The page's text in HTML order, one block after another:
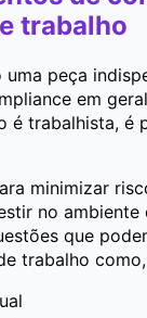
trabalho
uma peça
em
é trabalhista, é
minimizar
no ambiente
que
trabalho